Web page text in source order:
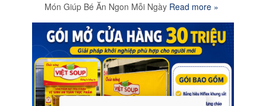
Món Giúp Bé Ăn Ngon Mỗi Ngày Read more »